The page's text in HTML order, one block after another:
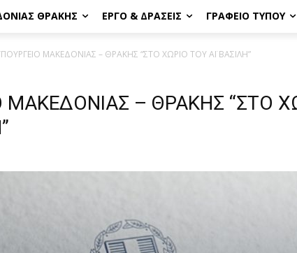
ΘΡΆΚΗΣ ΈΡΓΟ & ΔΡΆΣΕΙΣ ΓΡΑΦΕΊΟ ΤΎΠΟΥ
ΜΑΚΕΔΟΝΙΑΣ – ΘΡΑΚΗΣ “ΣΤΟ ΧΩΡΙΟ ΤΟΥ ΑΪ ΒΑΣΙΛΗ”
ΜΑΚΕΔΟΝΙΑΣ – ΘΡΑΚΗΣ “ΣΤΟ